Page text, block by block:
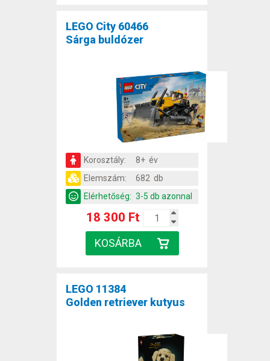
LEGO City 60466
Sárga buldózer
Korosztály:
8+ év
Elemszám:
682 db
Elérhetőség: 3-5 db azonnal
18 300 Ft
LEGO 11384
Golden retriever kutyus